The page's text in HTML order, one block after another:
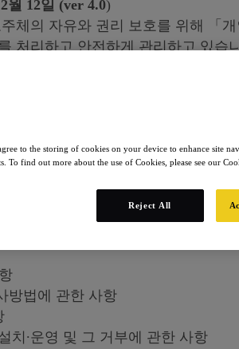
월 12일 (ver 4.0)
체의 자유와 권리 보호를 위해 「
처리하고 안전하게 관리하고 있습
관한 절차 및 기준을 안내하고,
이 개인정보 처리방침을 수립·공개
사항
방법에 관한 사항
치∙운영 및 그 거부에 관한 사항
to the storing of cookies on your device to enhance site
To find out more about the use of Cookies, please see our
Reject All